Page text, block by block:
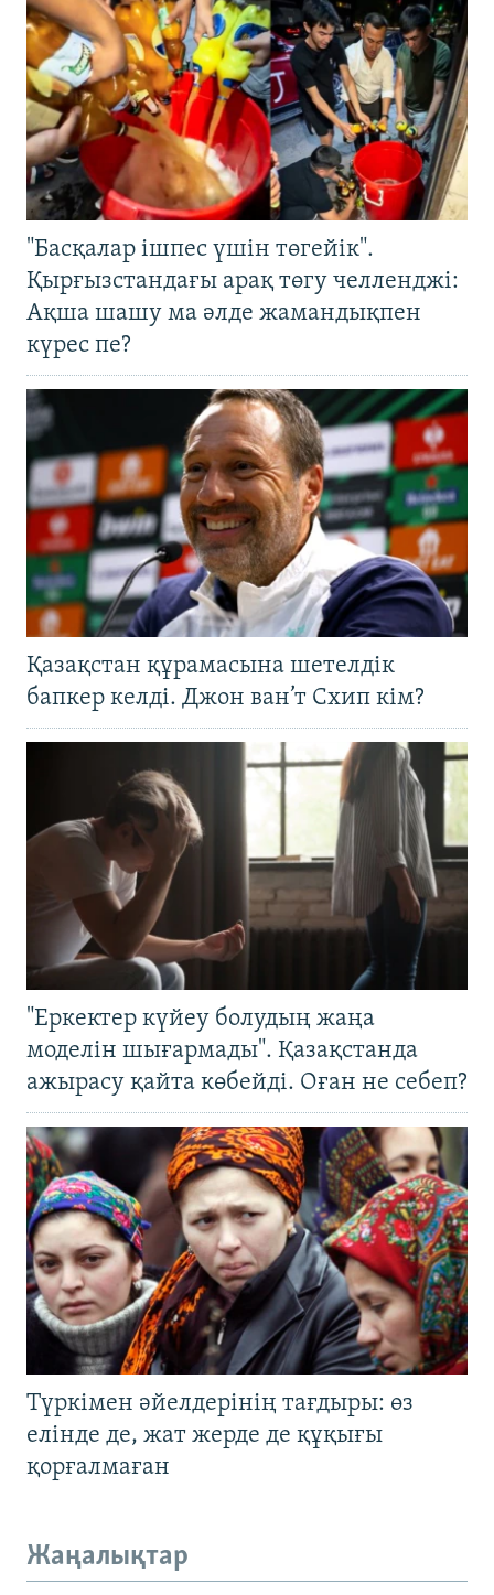
"Басқалар ішпес үшін төгейік".
Қырғызстандағы арақ төгу челленджі:
Ақша шашу ма әлде жамандықпен
күрес пе?
Қазақстан құрамасына шетелдік
бапкер келді. Джон ван’т Схип кім?
"Еркектер күйеу болудың жаңа
моделін шығармады". Қазақстанда
ажырасу қайта көбейді. Оған не себеп?
Түркімен әйелдерінің тағдыры: өз
елінде де, жат жерде де құқығы
қорғалмаған
Жаңалықтар